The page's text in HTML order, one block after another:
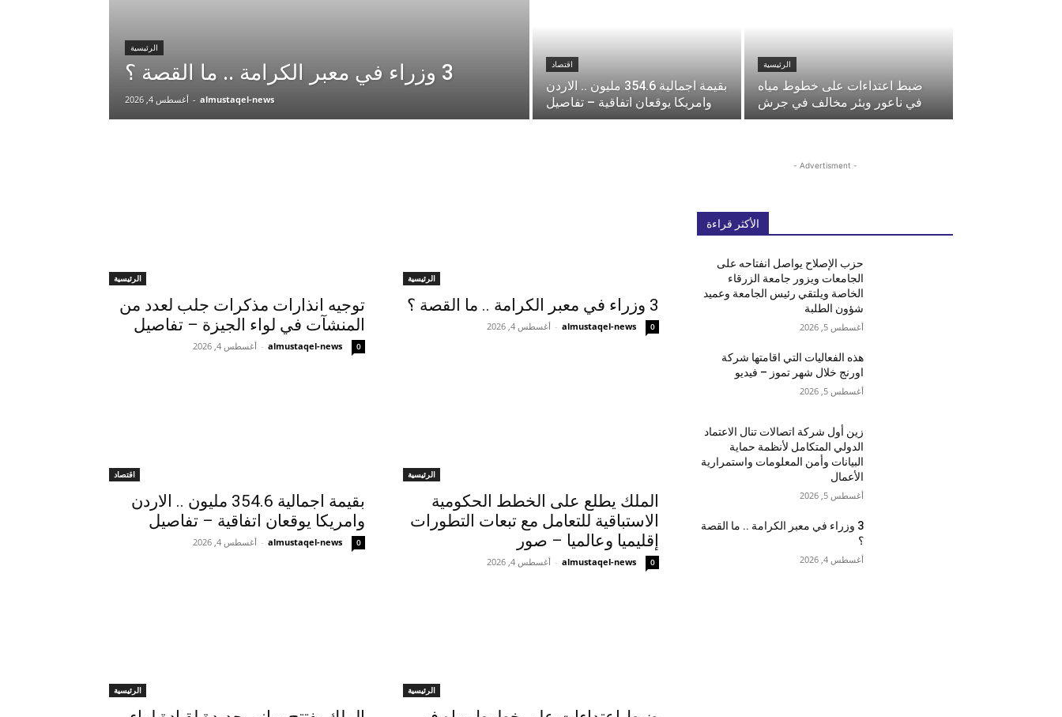
الرئيسية
3 وزراء في معبر الكرامة .. ما القصة ؟
almustaqel-news
- أغسطس 4, 2026
اقتصاد
بقيمة اجمالية 354.6 مليون .. الاردن
وامريكا يوقعان اتفاقية – تفاصيل
الرئيسية
ضبط اعتداءات على خطوط مياه
في ناعور وبئر مخالف في جرش
الرئيسية
3 وزراء في معبر الكرامة .. ما القصة ؟
almustaqel-news
- أغسطس 4, 2026 0
الرئيسية
توجيه انذارات مذكرات جلب لعدد من
المنشآت في لواء الجيزة – تفاصيل
almustaqel-news
- أغسطس 4, 2026 0
الرئيسية
الملك يطلع على الخطط الحكومية
الاستباقية للتعامل مع تبعات التطورات
إقليميا وعالميا – صور
almustaqel-news
- أغسطس 4, 2026 0
اقتصاد
بقيمة اجمالية 354.6 مليون .. الاردن
وامريكا يوقعان اتفاقية – تفاصيل
almustaqel-news
- أغسطس 4, 2026 0
الرئيسية الرئيسية
- Advertisment -
الأكثر قراءة
حزب الإصلاح يواصل انفتاحه على
الجامعات ويزور جامعة الزرقاء
الخاصة ويلتقي رئيس الجامعة وعميد
شؤون الطلبة
أغسطس 5, 2026
هذه الفعاليات التي اقامتها شركة
اورنج خلال شهر تموز – فيديو
أغسطس 5, 2026
زين أول شركة اتصالات تنال الاعتماد
الدولي المتكامل لأنظمة حماية
البيانات وأمن المعلومات واستمرارية
الأعمال
أغسطس 5, 2026
3 وزراء في معبر الكرامة .. ما القصة
؟
أغسطس 4, 2026